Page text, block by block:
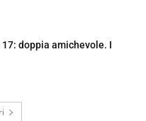
doppia amichevole. I